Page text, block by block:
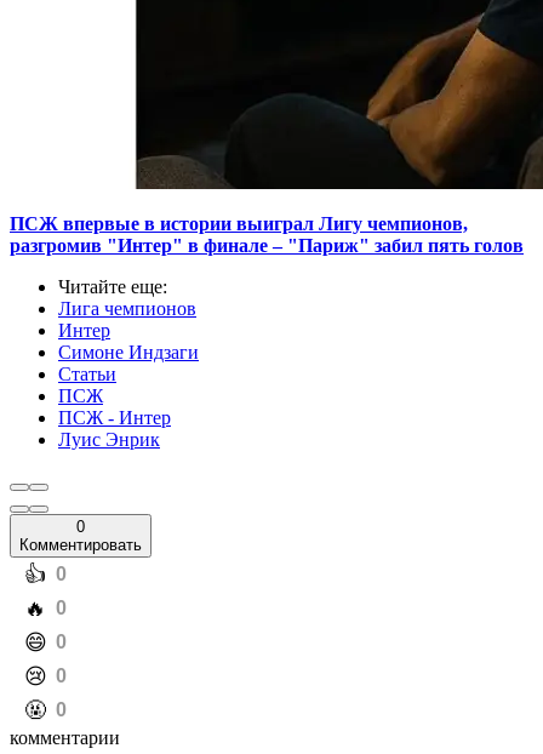
ПСЖ впервые в истории выиграл Лигу чемпионов,
разгромив "Интер" в финале – "Париж" забил пять голов
Читайте еще:
Лига чемпионов
Интер
Симоне Индзаги
Статьи
ПСЖ
ПСЖ - Интер
Луис Энрик
0
Комментировать
️👍 0
️🔥 0
️😄 0
️😢 0
️🤬 0
комментарии